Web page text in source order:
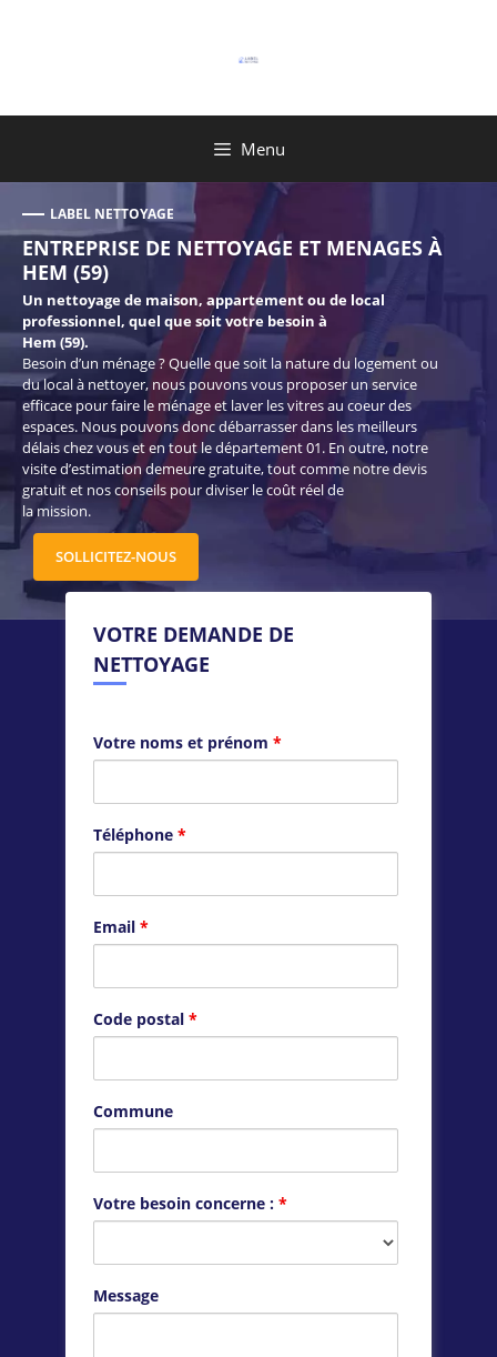
Menu
LABEL NETTOYAGE
ENTREPRISE DE NETTOYAGE ET MENAGES À
HEM (59)
Un nettoyage de maison, appartement ou de local
professionnel, quel que soit votre besoin à
Hem (59).
Besoin d’un ménage ? Quelle que soit la nature du logement ou
du local à nettoyer, nous pouvons vous proposer un service
efficace pour faire le ménage et laver les vitres au coeur des
espaces. Nous pouvons donc débarrasser dans les meilleurs
délais chez vous et en tout le département 01. En outre, notre
visite d’estimation demeure gratuite, tout comme notre devis
gratuit et nos conseils pour diviser le coût réel de
la mission.
SOLLICITEZ-NOUS
VOTRE DEMANDE DE
NETTOYAGE
Votre noms et prénom *
Téléphone *
Email *
Code postal *
Commune
Votre besoin concerne : *
Message